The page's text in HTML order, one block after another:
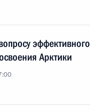
эффективного
Арктики